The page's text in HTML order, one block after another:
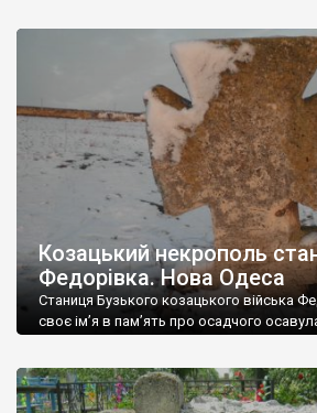
Миколаївського краєзнавчого музею.
були не лише численні козацькі хрести,
склепи. Та все це, в один “прекрасний”
місцевий мешканець, котрому пам’ятки
козу. […]
Козацький некрополь
Федорівка. Нова Одеса
Станиця Бузького козацького війська
своє ім’я в пам’ять про осадчого
часів військових поселень, злившись зі
Касперівкою, стала містом Новою